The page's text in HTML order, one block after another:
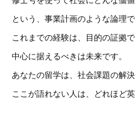
という、事業計画のような論理で
これまでの経験は、目的の証拠
中心に据えるべきは未来です。
あなたの留学は、社会課題の解
ここが語れない人は、どれほど